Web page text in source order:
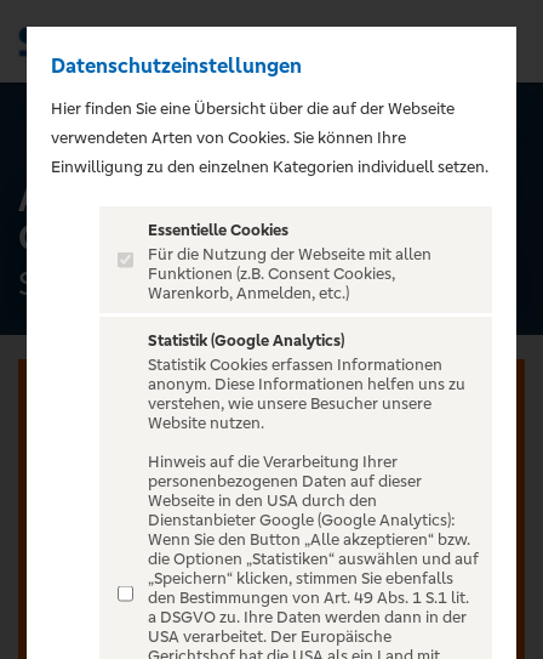
ALLE TERMINE
Andrea Berg - Sommer-
Open Airs 2026
Stadion Kitzbühel, Kitzbühel
Jetzt anmelden oder registrieren
Unser Ticketverkauf ist exklusiv für Kunden der
Sparda-Banken vorbehalten.
Anmelden Registrieren
Datenschutzeinstellungen
Hier finden Sie eine Übersicht über die auf der Webseite
verwendeten Arten von Cookies. Sie können Ihre
Einwilligung zu den einzelnen Kategorien individuell setzen.
Essentielle Cookies
Für die Nutzung der Webseite mit allen
Funktionen (z.B. Consent Cookies,
Warenkorb, Anmelden, etc.)
Statistik (Google Analytics)
Statistik Cookies erfassen Informationen
anonym. Diese Informationen helfen uns zu
verstehen, wie unsere Besucher unsere
Website nutzen.
Hinweis auf die Verarbeitung Ihrer
personenbezogenen Daten auf dieser
Webseite in den USA durch den
Dienstanbieter Google (Google Analytics):
Wenn Sie den Button „Alle akzeptieren“ bzw.
die Optionen „Statistiken“ auswählen und auf
„Speichern“ klicken, stimmen Sie ebenfalls
den Bestimmungen von Art. 49 Abs. 1 S.1 lit.
a DSGVO zu. Ihre Daten werden dann in der
USA verarbeitet. Der Europäische